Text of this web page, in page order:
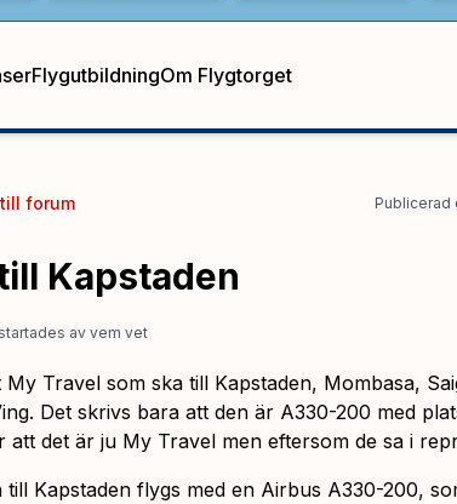
FlygutbildningOm Flygtorget
forum Publicerad
Kapstaden
av vem vet
My Travel som ska till Kapstaden, Mombasa,
Det skrivs bara att den är A330-200 med
att det är ju My Travel men eftersom de sa i
till Kapstaden flygs med en Airbus A330-200,